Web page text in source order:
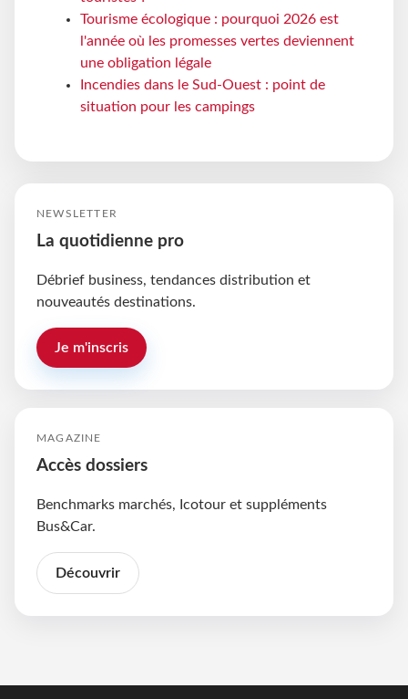
Tourisme écologique : pourquoi 2026 est
l'année où les promesses vertes deviennent
une obligation légale
Incendies dans le Sud-Ouest : point de
situation pour les campings
NEWSLETTER
La quotidienne pro
Débrief business, tendances distribution et
nouveautés destinations.
Je m'inscris
MAGAZINE
Accès dossiers
Benchmarks marchés, Icotour et suppléments
Bus&Car.
Découvrir